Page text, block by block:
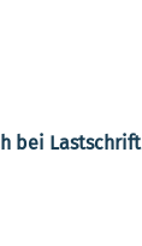
bei Lastschrift